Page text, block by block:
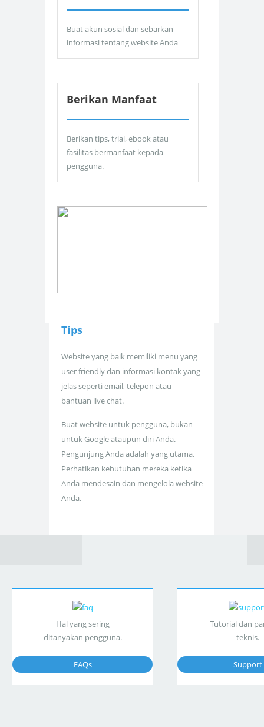
Buat akun sosial dan sebarkan
informasi tentang website Anda
Berikan Manfaat
Berikan tips, trial, ebook atau
fasilitas bermanfaat kepada
pengguna.
Tips
Website yang baik memiliki menu yang
user friendly dan informasi kontak yang
jelas seperti email, telepon atau
bantuan live chat.
Buat website untuk pengguna, bukan
untuk Google ataupun diri Anda.
Pengunjung Anda adalah yang utama.
Perhatikan kebutuhan mereka ketika
Anda mendesain dan mengelola website
Anda.
Hal yang sering
ditanyakan pengguna.
FAQs
Tutorial dan
teknis.
Support